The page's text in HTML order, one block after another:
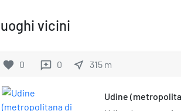
vicini
favorite 0 reviews 0 near_me 315 m
Udine